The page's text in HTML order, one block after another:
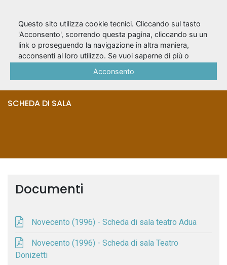
Novecento (1996) -
Schede di sala
SCHEDA DI SALA
Documenti
Novecento (1996) - Scheda di sala teatro Adua
Novecento (1996) - Scheda di sala Teatro
Donizetti
Questo sito utilizza cookie tecnici. Cliccando sul tasto
'Acconsento', scorrendo questa pagina, cliccando su un
link o proseguendo la navigazione in altra maniera,
acconsenti al loro utilizzo. Se vuoi saperne di più o
Acconsento